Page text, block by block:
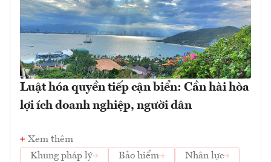
Luật hóa quyền tiếp cận biển: Cần hài hòa
lợi ích doanh nghiệp, người dân
Xem thêm
Khung pháp lý
Bảo hiểm
Nhân lực